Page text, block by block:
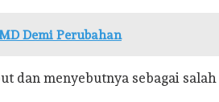
Demi Perubahan
dan menyebutnya sebagai